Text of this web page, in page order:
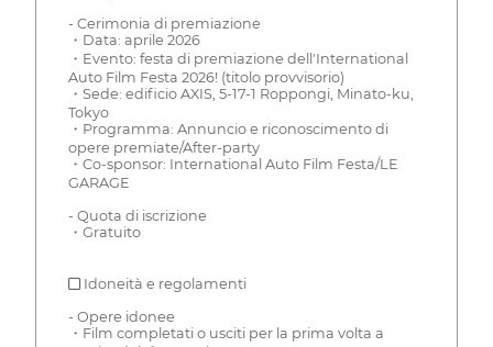
- Cerimonia di premiazione
・Data: aprile 2026
・Evento: festa di premiazione dell'International
Auto Film Festa 2026! (titolo provvisorio)
・Sede: edificio AXIS, 5-17-1 Roppongi, Minato-ku,
Tokyo
・Programma: Annuncio e riconoscimento di
opere premiate/After-party
・Co-sponsor: International Auto Film Festa/LE
GARAGE
- Quota di iscrizione
・Gratuito
■ Idoneità e regolamenti
- Opere idonee
・Film completati o usciti per la prima volta a